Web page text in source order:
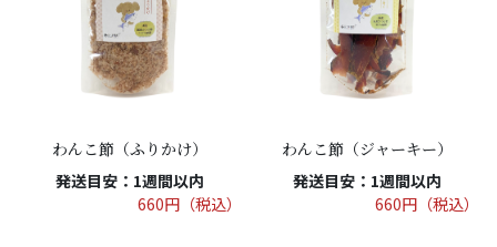
わんこ節（ふりかけ）
発送目安：1週間以内
660円（税込）
わんこ節（ジャーキー）
発送目安：1週間以内
660円（税込）